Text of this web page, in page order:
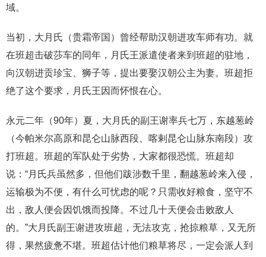
域。
当初，大月氏（贵霜帝国）曾经帮助汉朝进攻车师有功。就
在班超击破莎车的同年，月氏王派遣使者来到班超的驻地，
向汉朝进贡珍宝、狮子等，提出要娶汉朝公主为妻。班超拒
绝了这个要求，月氏王因而怀恨在心。
永元二年（90年）夏，大月氏的副王谢率兵七万，东越葱岭
（今帕米尔高原和昆仑山脉西段、喀剌昆仑山脉东南段）攻
打班超。班超的军队处于劣势，大家都很恐慌。班超却
说：“月氏兵虽然多，但他们跋涉数千里，翻越葱岭来入侵，
运输极为不便，有什么可忧虑的呢？只需收好粮食，坚守不
出，敌人便会因饥饿而投降。不过几十天便会击败敌人
的。”大月氏副王谢进攻班超，无法攻克，抢掠粮草，又无所
得，果然疲惫不堪。班超估计他们粮草将尽，一定会派人到